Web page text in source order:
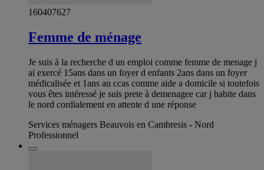
160407627
Femme de ménage
Je suis à la recherche d un emploi comme femme de menage j
ai exercé 15ans dans un foyer d enfants 2ans dans un foyer
médicalisée et 1ans au ccas comme aide a domicile si toutefois
vous êtes intéressé je suis prete à demenagee car j habite dans
le nord cordialement en attente d une réponse
Services ménagers Beauvois en Cambresis - Nord
Professionnel